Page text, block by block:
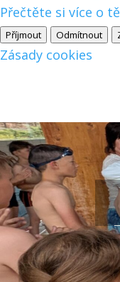
Přečtěte si více o
Příjmout Odmítnout
Zásady cookies